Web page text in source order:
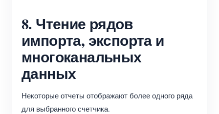
8. Чтение рядов
импорта, экспорта и
многоканальных
данных
Некоторые отчеты отображают более одного ряда
для выбранного счетчика.